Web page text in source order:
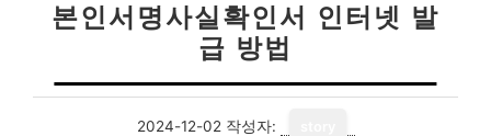
본인서명사실확인서 인터넷 발
급 방법
2024-12-02 작성자: